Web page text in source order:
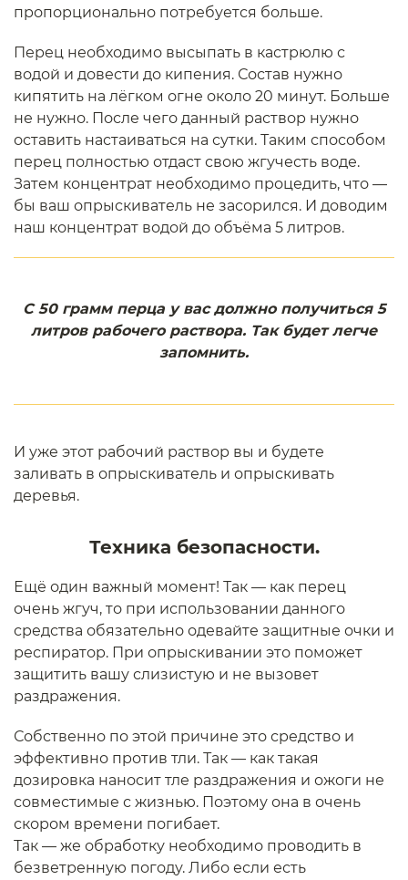
пропорционально потребуется больше.
Перец необходимо высыпать в кастрюлю с
водой и довести до кипения. Состав нужно
кипятить на лёгком огне около 20 минут. Больше
не нужно. После чего данный раствор нужно
оставить настаиваться на сутки. Таким способом
перец полностью отдаст свою жгучесть воде.
Затем концентрат необходимо процедить, что —
бы ваш опрыскиватель не засорился. И доводим
наш концентрат водой до объёма 5 литров.
С 50 грамм перца у вас должно получиться 5
литров рабочего раствора. Так будет легче
запомнить.
И уже этот рабочий раствор вы и будете
заливать в опрыскиватель и опрыскивать
деревья.
Техника безопасности.
Ещё один важный момент! Так — как перец
очень жгуч, то при использовании данного
средства обязательно одевайте защитные очки и
респиратор. При опрыскивании это поможет
защитить вашу слизистую и не вызовет
раздражения.
Собственно по этой причине это средство и
эффективно против тли. Так — как такая
дозировка наносит тле раздражения и ожоги не
совместимые с жизнью. Поэтому она в очень
скором времени погибает.
Так — же обработку необходимо проводить в
безветренную погоду. Либо если есть